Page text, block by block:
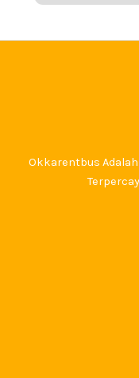
Okkarentbus Adalah